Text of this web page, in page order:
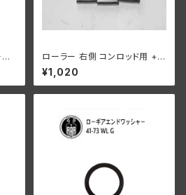
ローラー 右側 コンロッド用 +0
008 オーバーサイズ 12個入り
ハーレーダビッドソン 1929-73
年 DL RL WL G エンジン
¥1,020